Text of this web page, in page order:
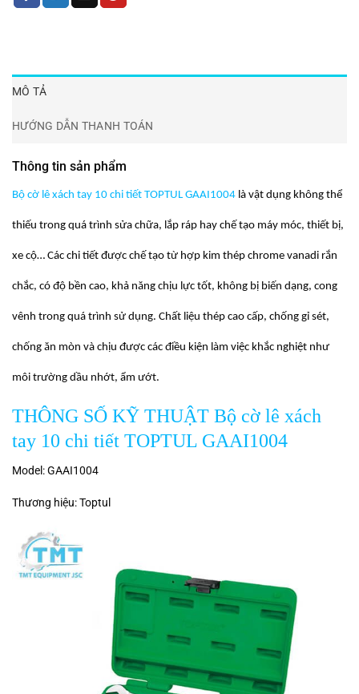
MÔ TẢ
HƯỚNG DẪN THANH TOÁN
Thông tin sản phẩm
Bộ cờ lê xách tay 10 chi tiết TOPTUL GAAI1004 là vật dụng không thể
thiếu trong quá trình sửa chữa, lắp ráp hay chế tạo máy móc, thiết bị,
xe cộ… Các chi tiết được chế tạo từ hợp kim thép chrome vanadi rắn
chắc, có độ bền cao, khả năng chịu lực tốt, không bị biến dạng, cong
vênh trong quá trình sử dụng. Chất liệu thép cao cấp, chống gỉ sét,
chống ăn mòn và chịu được các điều kiện làm việc khắc nghiệt như
môi trường dầu nhớt, ẩm ướt.
THÔNG SỐ KỸ THUẬT Bộ cờ lê xách
tay 10 chi tiết TOPTUL GAAI1004
Model: GAAI1004
Thương hiệu: Toptul